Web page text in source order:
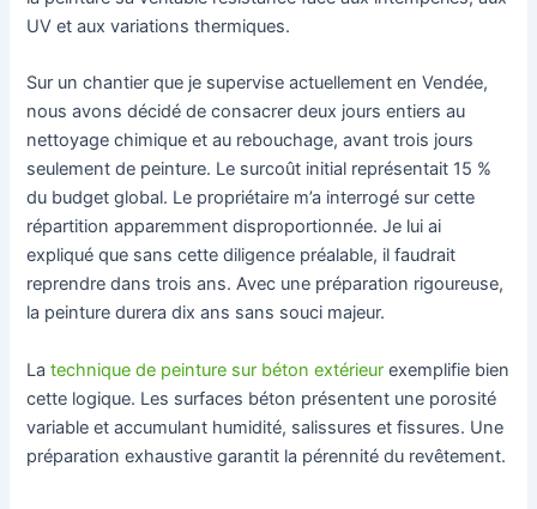
UV et aux variations thermiques.
Sur un chantier que je supervise actuellement en Vendée,
nous avons décidé de consacrer deux jours entiers au
nettoyage chimique et au rebouchage, avant trois jours
seulement de peinture. Le surcoût initial représentait 15 %
du budget global. Le propriétaire m’a interrogé sur cette
répartition apparemment disproportionnée. Je lui ai
expliqué que sans cette diligence préalable, il faudrait
reprendre dans trois ans. Avec une préparation rigoureuse,
la peinture durera dix ans sans souci majeur.
Latechnique de peinture sur béton extérieur exemplifie bien
cette logique. Les surfaces béton présentent une porosité
variable et accumulant humidité, salissures et fissures. Une
préparation exhaustive garantit la pérennité du revêtement.